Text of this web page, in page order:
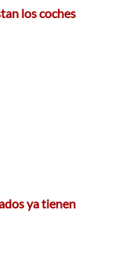
los coches
ya tienen